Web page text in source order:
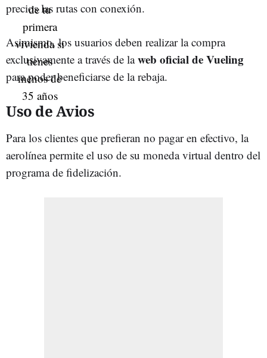
precios las rutas con conexión.
Asimismo, los usuarios deben realizar la compra
exclusivamente a través de laweb oficial de Vueling
para poder beneficiarse de la rebaja.
Uso de Avios
Para los clientes que prefieran no pagar en efectivo, la
aerolínea permite el uso de su moneda virtual dentro del
programa de fidelización.